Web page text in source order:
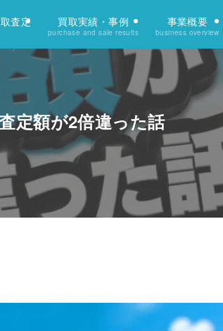
査定 買取実績・事例
purchase and sale results
事業概要
business overview
定額が2倍違った話